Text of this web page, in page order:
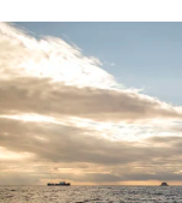
sport
berlin
nord